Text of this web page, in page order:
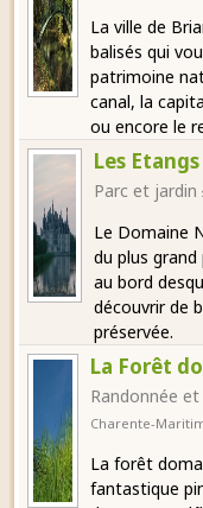
La ville de
balisés qui
patrimoine
canal, la
ou encore le
Les
Parc et jardin
Le Domaine
du plus
au bord
découvrir de
préservée.
La Forêt
Randonnée et
Charente-
La forêt
fantastique